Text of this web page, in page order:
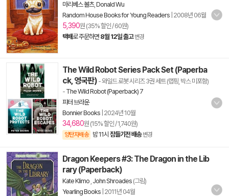
마리베스 볼츠, Donald Wu
Random House Books for Young Readers 2008년 06월
5,390원 (35% 할인 / 60원)
택배로 주문하면 8월 12일 출고 변경
The Wild Robot Series Pack Set (Paperba
ck, 영국판) - 와일드 로봇 시리즈 3권 세트 (랩핑, 박스 미포함)
- The Wild Robot (Paperback) 7
피터 브라운
Bonnier Books 2024년 10월
34,680원 (15% 할인 / 1,740원)
양탄자배송 밤 11시 잠들기전 배송 변경
Dragon Keepers #3: The Dragon in the Lib
rary (Paperback)
Kate Klimo John Shroades (그림)
Yearling Books 2011년 04월